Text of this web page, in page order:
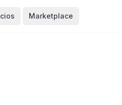
Marketplace